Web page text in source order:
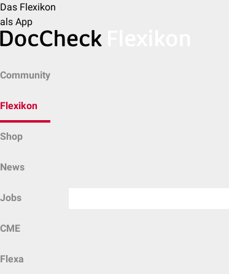
Das Flexikon
als App
Community
Flexikon
Shop
News
Jobs
CME
Flexa